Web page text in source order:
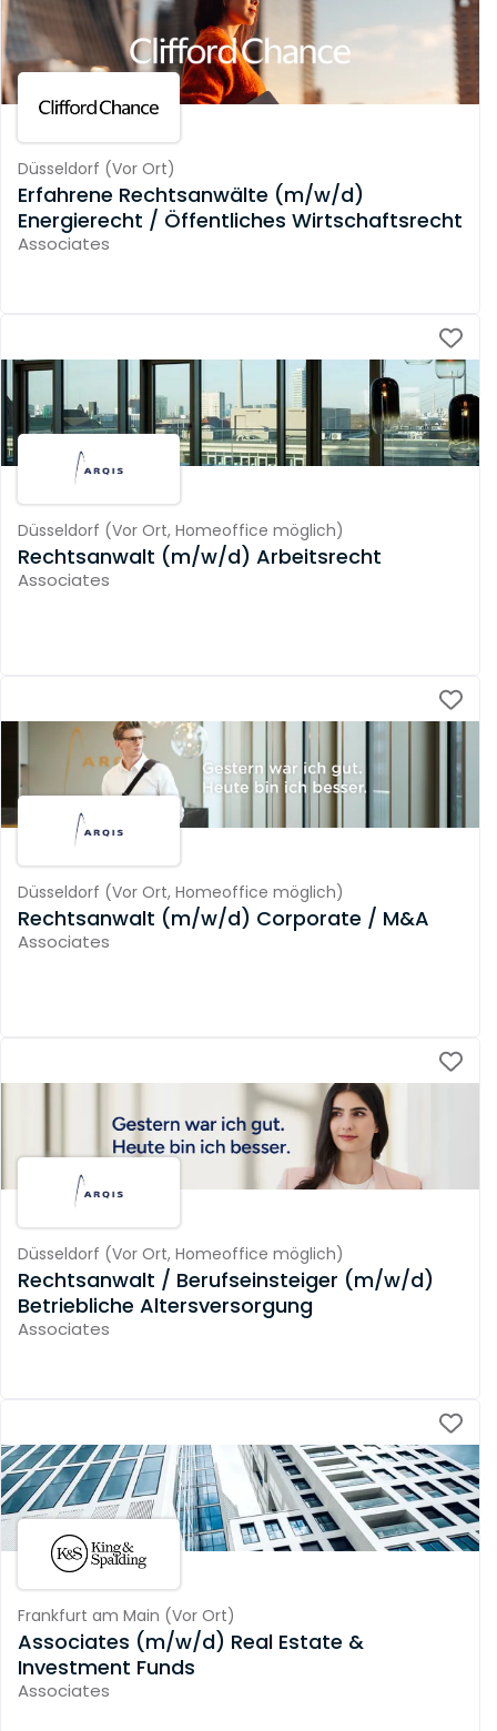
Düsseldorf (Vor Ort)
Erfahrene Rechtsanwälte (m/w/d)
Energierecht / Öffentliches Wirtschaftsrecht
Associates
Düsseldorf (Vor Ort, Homeoffice möglich)
Rechtsanwalt (m/w/d) Arbeitsrecht
Associates
Düsseldorf (Vor Ort, Homeoffice möglich)
Rechtsanwalt (m/w/d) Corporate / M&A
Associates
Düsseldorf (Vor Ort, Homeoffice möglich)
Rechtsanwalt / Berufseinsteiger (m/w/d)
Betriebliche Altersversorgung
Associates
Frankfurt am Main (Vor Ort)
Associates (m/w/d) Real Estate &
Investment Funds
Associates